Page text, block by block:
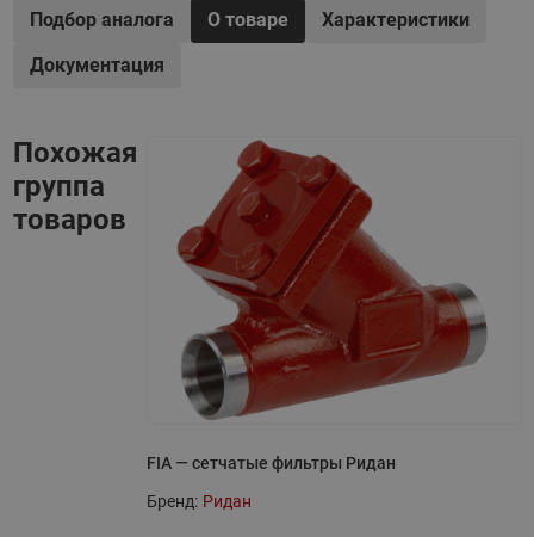
Подбор аналога О товаре
Характеристики
Документация
Похожая
группа
товаров
FIA — сетчатые фильтры Ридан
Бренд: Ридан